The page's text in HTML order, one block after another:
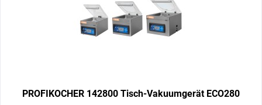
PROFIKOCHER 142800 Tisch-Vakuumgerät ECO280